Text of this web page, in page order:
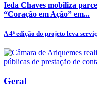
Ieda Chaves mobiliza
“Coração em Ação” em...
A 4ª edição do projeto leva
Geral